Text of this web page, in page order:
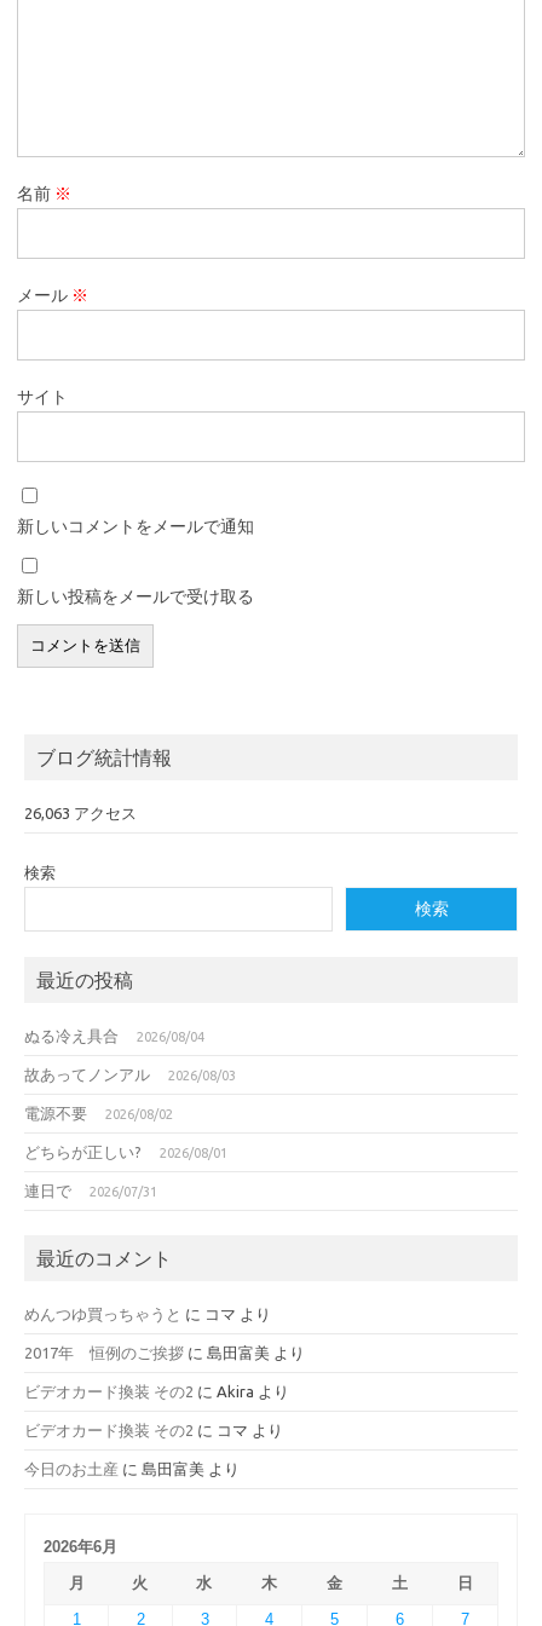
名前 ※
メール ※
サイト
新しいコメントをメールで通知
新しい投稿をメールで受け取る
ブログ統計情報
26,063 アクセス
検索
検索
最近の投稿
ぬる冷え具合 2026/08/04
故あってノンアル 2026/08/03
電源不要 2026/08/02
どちらが正しい? 2026/08/01
連日で 2026/07/31
最近のコメント
めんつゆ買っちゃうと に コマ より
2017年 恒例のご挨拶 に 島田富美 より
ビデオカード換装 その2 に Akira より
ビデオカード換装 その2 に コマ より
今日のお土産 に 島田富美 より
2026年6月
月
火 水 木 金 土
日
1
2 3 4 5 6 7